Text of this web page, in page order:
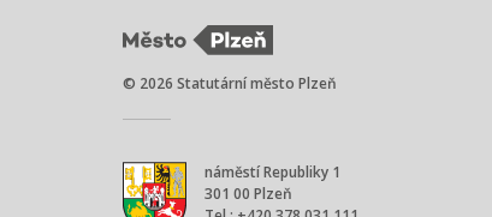
© 2026 Statutární město Plzeň
náměstí Republiky 1
301 00 Plzeň